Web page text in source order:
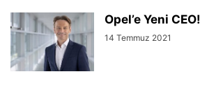
Opel’e Yeni CEO!
14 Temmuz 2021